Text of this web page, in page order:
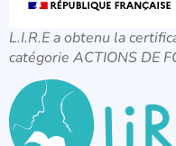
L.I.R.E a obtenu la
catégorie ACTIONS DE